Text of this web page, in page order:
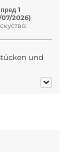
1
07/2026)
und